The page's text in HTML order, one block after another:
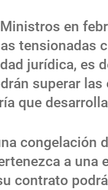
en
tensionadas
jurídica, es
superar
que
congelación
a una
contrato